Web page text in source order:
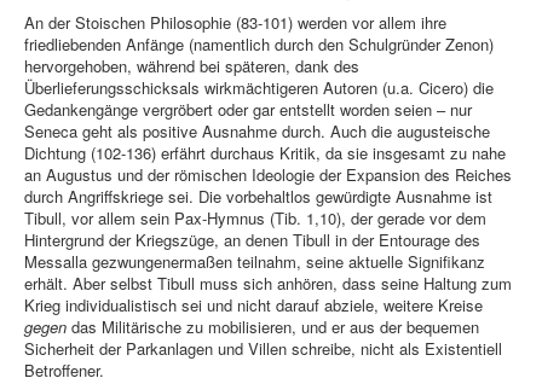
An der Stoischen Philosophie (83-101) werden vor allem ihre
friedliebenden Anfänge (namentlich durch den Schulgründer Zenon)
hervorgehoben, während bei späteren, dank des
Überlieferungsschicksals wirkmächtigeren Autoren (u.a. Cicero) die
Gedankengänge vergröbert oder gar entstellt worden seien – nur
Seneca geht als positive Ausnahme durch. Auch die augusteische
Dichtung (102-136) erfährt durchaus Kritik, da sie insgesamt zu nahe
an Augustus und der römischen Ideologie der Expansion des Reiches
durch Angriffskriege sei. Die vorbehaltlos gewürdigte Ausnahme ist
Tibull, vor allem sein Pax-Hymnus (Tib. 1,10), der gerade vor dem
Hintergrund der Kriegszüge, an denen Tibull in der Entourage des
Messalla gezwungenermaßen teilnahm, seine aktuelle Signifikanz
erhält. Aber selbst Tibull muss sich anhören, dass seine Haltung zum
Krieg individualistisch sei und nicht darauf abziele, weitere Kreise
gegen das Militärische zu mobilisieren, und er aus der bequemen
Sicherheit der Parkanlagen und Villen schreibe, nicht als Existentiell
Betroffener.